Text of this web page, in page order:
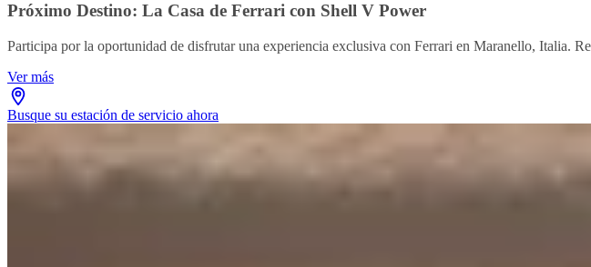
Próximo Destino: La Casa de Ferrari con Shell V Power
Participa por la oportunidad de disfrutar una experiencia exclusiva con Ferrari en Maranello, Italia.
Ver más
Busque su estación de servicio ahora